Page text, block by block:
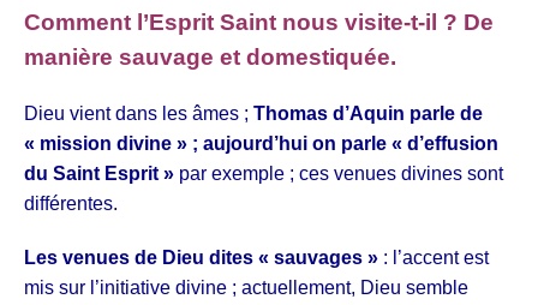
Comment l’Esprit Saint nous visite-t-il ? De
manière sauvage et domestiquée.
Dieu vient dans les âmes ; Thomas d’Aquin parle de
« mission divine » ; aujourd’hui on parle « d’effusion
du Saint Esprit » par exemple ; ces venues divines sont
différentes.
Les venues de Dieu dites « sauvages » : l’accent est
mis sur l’initiative divine ; actuellement, Dieu semble